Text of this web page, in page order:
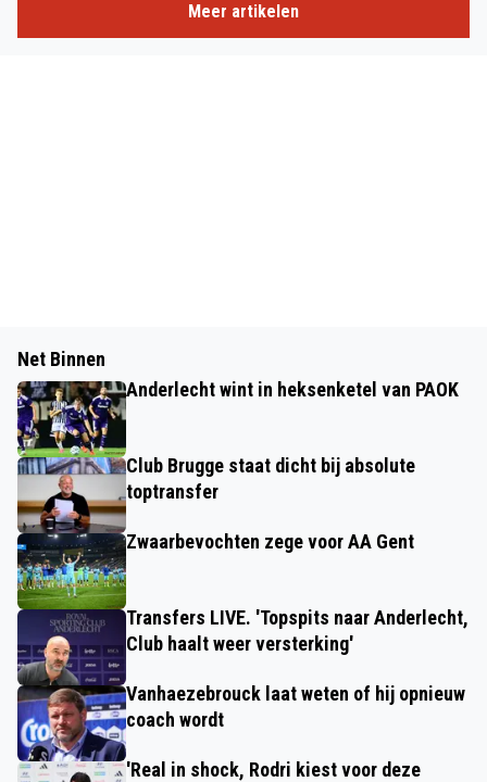
Meer artikelen
Net Binnen
Anderlecht wint in heksenketel van PAOK
Club Brugge staat dicht bij absolute
toptransfer
Zwaarbevochten zege voor AA Gent
Transfers LIVE. 'Topspits naar Anderlecht,
Club haalt weer versterking'
Vanhaezebrouck laat weten of hij opnieuw
coach wordt
'Real in shock, Rodri kiest voor deze